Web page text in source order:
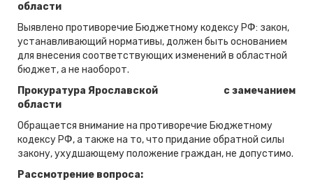
области
Выявлено противоречие Бюджетному кодексу РФ: закон,
устанавливающий нормативы, должен быть основанием
для внесения соответствующих изменений в областной
бюджет, а не наоборот.
Прокуратура Ярославской
области
с замечанием
Обращается внимание на противоречие Бюджетному
кодексу РФ, а также на то, что придание обратной силы
закону, ухудшающему положение граждан, не допустимо.
Рассмотрение вопроса: